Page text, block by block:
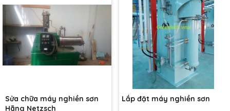
Sửa chữa máy nghiền sơn
Hãng Netzsch
Lắp đặt máy nghiền sơn